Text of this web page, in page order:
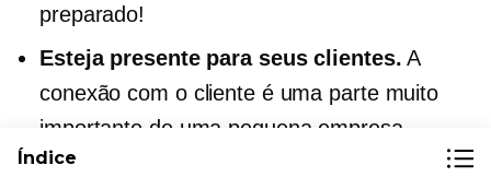
preparado!
Esteja presente para seus clientes. A
conexão com o cliente é uma parte muito
importante de uma pequena empresa,
especialmente uma que está totalmente
Índice